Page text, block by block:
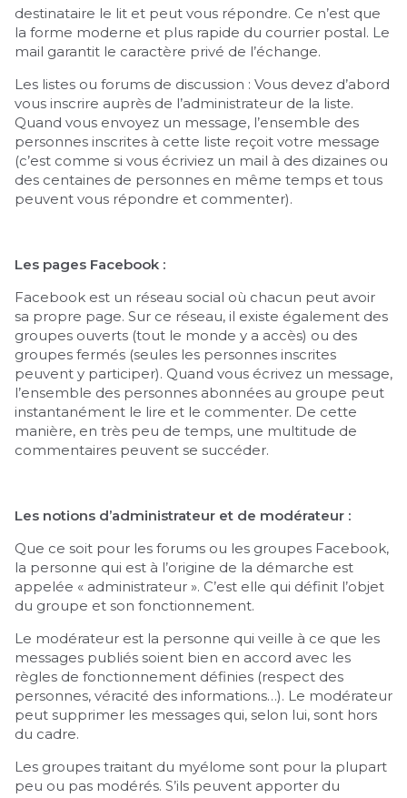
destinataire le lit et peut vous répondre. Ce n’est que
la forme moderne et plus rapide du courrier postal. Le
mail garantit le caractère privé de l’échange.
Les listes ou forums de discussion : Vous devez d’abord
vous inscrire auprès de l’administrateur de la liste.
Quand vous envoyez un message, l’ensemble des
personnes inscrites à cette liste reçoit votre message
(c’est comme si vous écriviez un mail à des dizaines ou
des centaines de personnes en même temps et tous
peuvent vous répondre et commenter).
Les pages Facebook :
Facebook est un réseau social où chacun peut avoir
sa propre page. Sur ce réseau, il existe également des
groupes ouverts (tout le monde y a accès) ou des
groupes fermés (seules les personnes inscrites
peuvent y participer). Quand vous écrivez un message,
l’ensemble des personnes abonnées au groupe peut
instantanément le lire et le commenter. De cette
manière, en très peu de temps, une multitude de
commentaires peuvent se succéder.
Les notions d’administrateur et de modérateur :
Que ce soit pour les forums ou les groupes Facebook,
la personne qui est à l’origine de la démarche est
appelée « administrateur ». C’est elle qui définit l’objet
du groupe et son fonctionnement.
Le modérateur est la personne qui veille à ce que les
messages publiés soient bien en accord avec les
règles de fonctionnement définies (respect des
personnes, véracité des informations…). Le modérateur
peut supprimer les messages qui, selon lui, sont hors
du cadre.
Les groupes traitant du myélome sont pour la plupart
peu ou pas modérés. S’ils peuvent apporter du